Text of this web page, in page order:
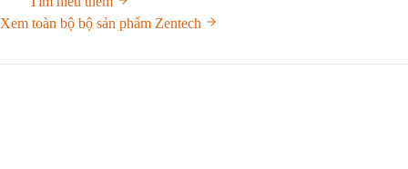
Xem toàn bộ bộ sản phẩm Zentech